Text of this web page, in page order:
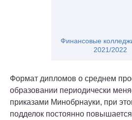
Финансовые
2021/2022
Формат дипломов о среднем
образовании периодически
приказами Минобрнауки, при
подделок постоянно